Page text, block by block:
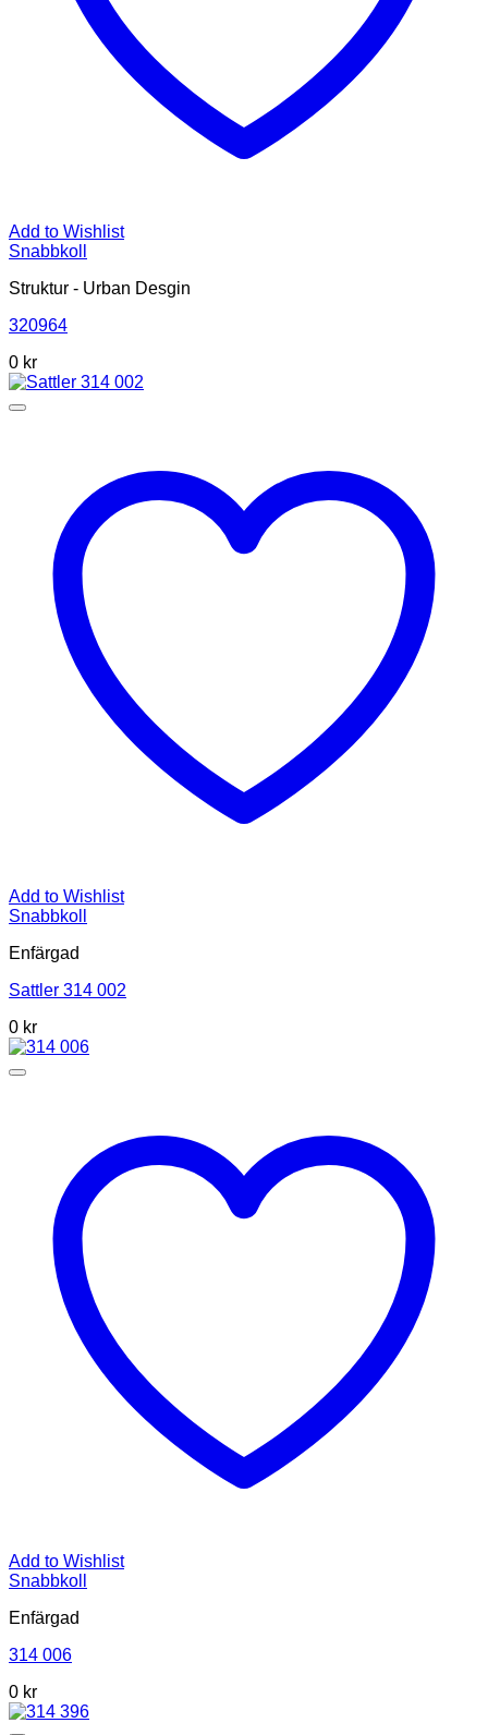
Add to Wishlist
Snabbkoll
Struktur - Urban Desgin
320964
0 kr
Add to Wishlist
Snabbkoll
Enfärgad
Sattler 314 002
0 kr
Add to Wishlist
Snabbkoll
Enfärgad
314 006
0 kr